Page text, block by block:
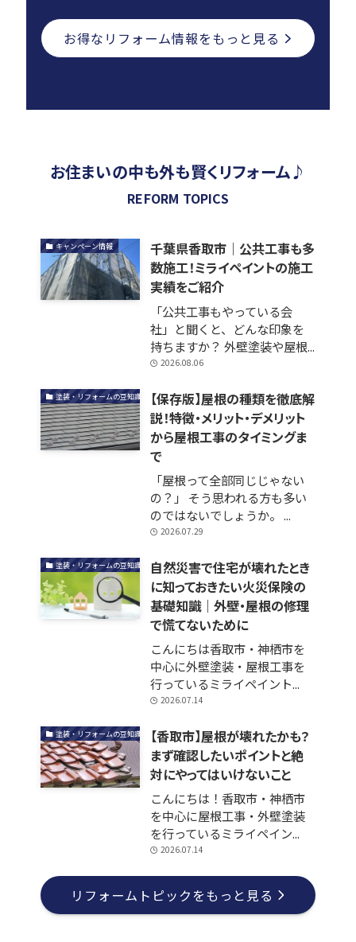
お得なリフォーム情報をもっと見る
お住まいの中も外も賢くリフォーム♪
REFORM TOPICS
キャンペーン情報
千葉県香取市｜公共工事も多
数施工！ミライペイントの施工
実績をご紹介
「公共工事もやっている会
社」と聞くと、どんな印象を
持ちますか？ 外壁塗装や屋根...
2026.08.06
塗装・リフォームの豆知識
【保存版】屋根の種類を徹底解
説！特徴・メリット・デメリット
から屋根工事のタイミングま
で
「屋根って全部同じじゃない
の？」 そう思われる方も多い
のではないでしょうか。 ...
2026.07.29
塗装・リフォームの豆知識
自然災害で住宅が壊れたとき
に知っておきたい火災保険の
基礎知識｜外壁・屋根の修理
で慌てないために
こんにちは香取市・神栖市を
中心に外壁塗装・屋根工事を
行っているミライペイント...
2026.07.14
塗装・リフォームの豆知識
【香取市】屋根が壊れたかも？
まず確認したいポイントと絶
対にやってはいけないこと
こんにちは！香取市・神栖市
を中心に屋根工事・外壁塗装
を行っているミライペイン...
2026.07.14
リフォームトピックをもっと見る